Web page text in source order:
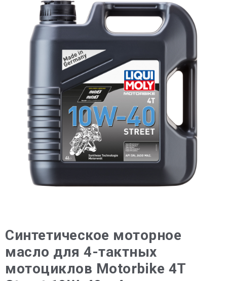
Синтетическое моторное
масло для 4-тактных
мотоциклов Motorbike 4T